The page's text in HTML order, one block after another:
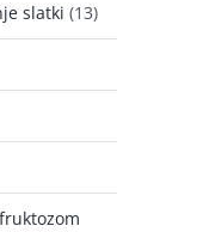
slatki (13)